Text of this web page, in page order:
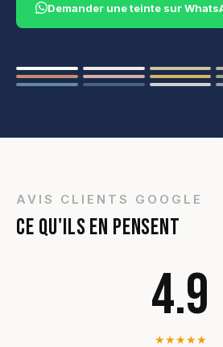
Demander une teinte sur
AVIS CLIENTS GOOGLE
CE QU'ILS EN PENSENT
4.9
★★★★★